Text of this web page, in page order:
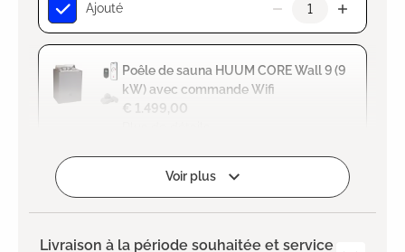
Ajouté
Poêle de sauna HUUM CORE Wall 9 (9
kW) avec commande Wifi
€ 1.499,00
Voir plus
Livraison à la période souhaitée et service